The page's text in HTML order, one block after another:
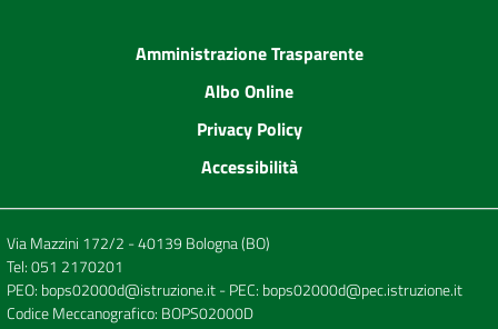
Amministrazione Trasparente
Albo Online
Privacy Policy
Accessibilità
Via Mazzini 172/2 - 40139 Bologna (BO)
Tel:051 2170201
PEO: bops02000d@istruzione.it- PEC: bops02000d@pec.istruzione.it
Codice Meccanografico: BOPS02000D